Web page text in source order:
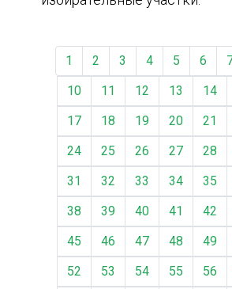
1 2 3 4 5 6
10
11 12 13 14
17
18 19 20 21
24
25 26 27 28
31
32 33 34 35
38
39 40 41 42
45
46 47 48 49
52
53 54 55 56